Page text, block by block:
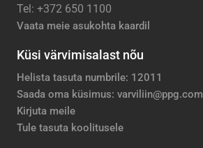
Tel: +372 650 1100
Vaata meie asukohta kaardil
Küsi värvimisalast nõu
Helista tasuta numbrile: 12011
Saada oma küsimus: varviliin@ppg.com
Kirjuta meile
Tule tasuta koolitusele